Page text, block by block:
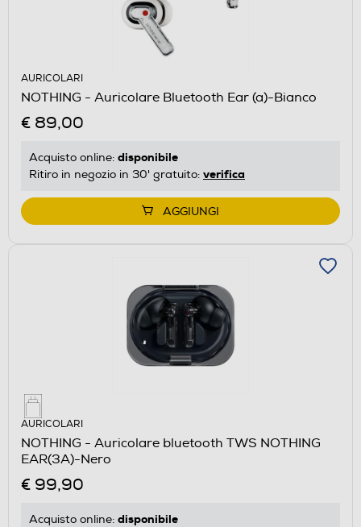
AURICOLARI
NOTHING - Auricolare Bluetooth Ear (a)-Bianco
€ 89,00
Acquisto online: disponibile
Ritiro in negozio in 30' gratuito: verifica
AGGIUNGI
AURICOLARI
NOTHING - Auricolare bluetooth TWS NOTHING
EAR(3A)-Nero
€ 99,90
Acquisto online: disponibile